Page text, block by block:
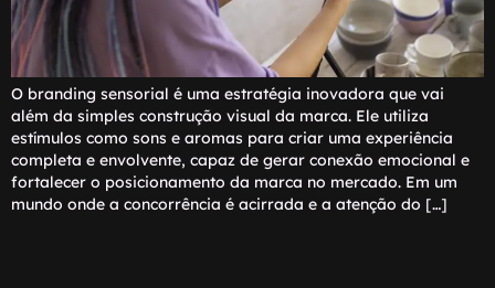
O branding sensorial é uma estratégia inovadora que vai
além da simples construção visual da marca. Ele utiliza
estímulos como sons e aromas para criar uma experiência
completa e envolvente, capaz de gerar conexão emocional e
fortalecer o posicionamento da marca no mercado. Em um
mundo onde a concorrência é acirrada e a atenção do […]